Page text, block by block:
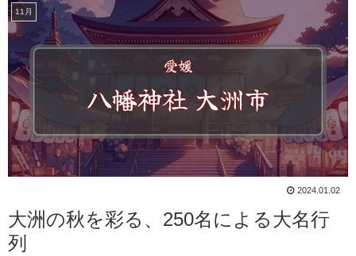
11月
2024.01.02
大洲の秋を彩る、250名による大名行
列